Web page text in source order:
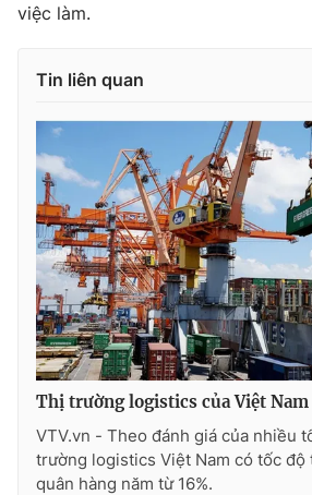
Ðiện thoại Thời báo VTV:
Liên hệ quảng cáo:
® Cấm sao chép dưới mọi hình thức nếu
thuận bằng văn bản. Ghi rõ nguồn
việc làm.
Tin liên quan
Thị trường logistics của Việt Nam
VTV.vn - Theo đánh giá của nhiều
trường logistics Việt Nam có tốc độ
quân hàng năm từ 16%.